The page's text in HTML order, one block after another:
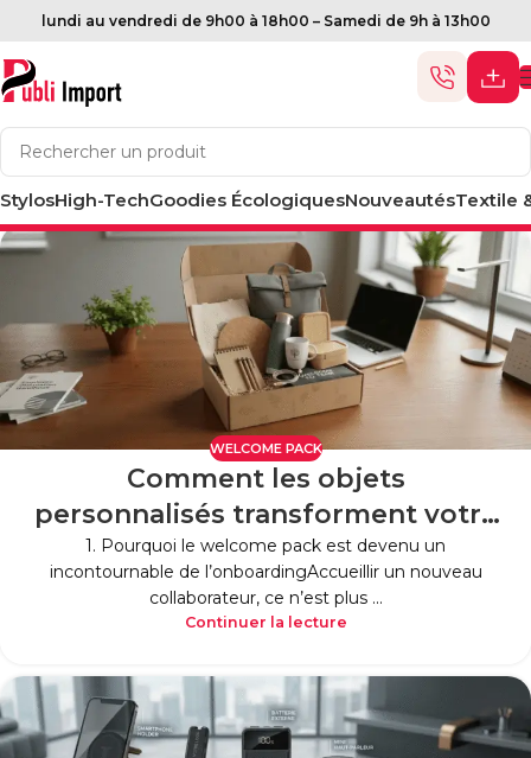
lundi au vendredi de 9h00 à 18h00 – Samedi de 9h à 13h00
StylosHigh-TechGoodies ÉcologiquesNouveautésTextile
WELCOME PACK
Comment les objets
personnalisés transforment votre
Welcome Pack en outil
d’intégration durable
1.⁠ ⁠Pourquoi le welcome pack est devenu un
incontournable de l’onboardingAccueillir un nouveau
collaborateur, ce n’est plus ...
Continuer la lecture